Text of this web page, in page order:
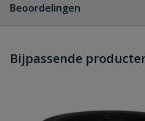
Merknaam Camlock
dit product?
Beoordelingen
Schrijf zelf een
Bijpassende